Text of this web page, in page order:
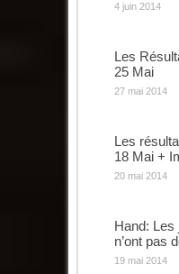
4 juin 2014
Les
25 Mai
27 mai 2014
Les
18 Mai +
20 mai 2014
Hand: Les
n’ont pas
19 mai 2014